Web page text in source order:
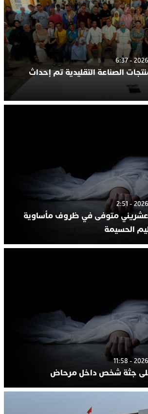
الصناعة التقليدية تم إحداث
عشريني متوفى في ظروف مأساوية
الحسيمة
جثة شخص داخل مرحاض